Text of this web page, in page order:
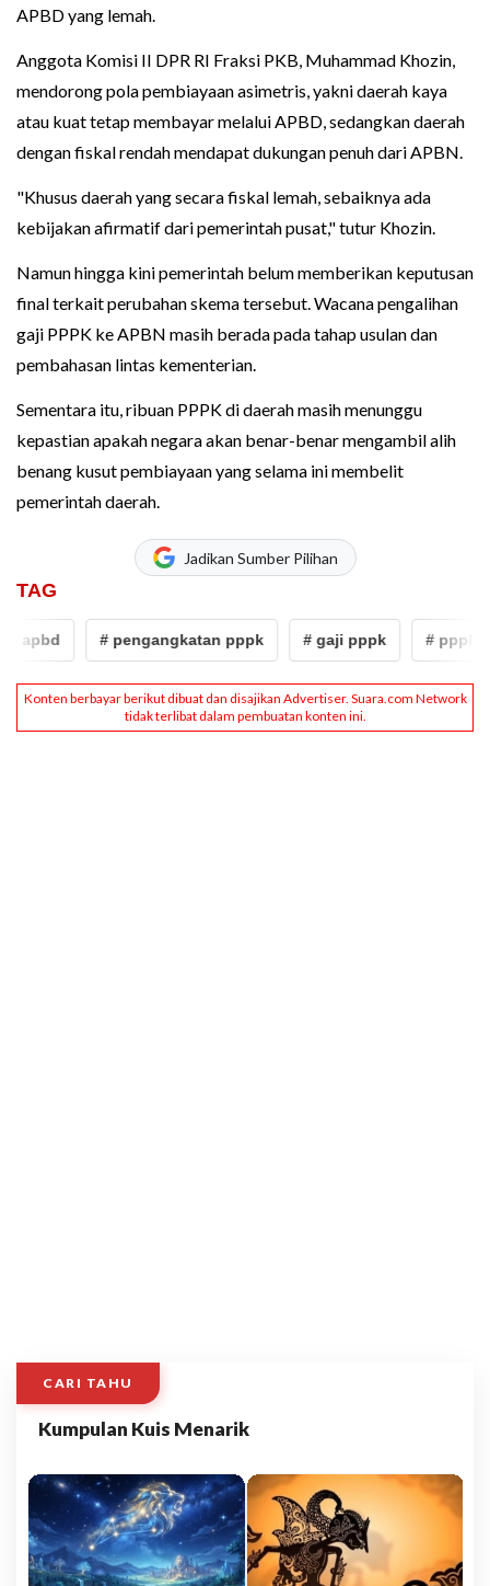
APBD yang lemah.
Anggota Komisi II DPR RI Fraksi PKB, Muhammad Khozin,
mendorong pola pembiayaan asimetris, yakni daerah kaya
atau kuat tetap membayar melalui APBD, sedangkan daerah
dengan fiskal rendah mendapat dukungan penuh dari APBN.
"Khusus daerah yang secara fiskal lemah, sebaiknya ada
kebijakan afirmatif dari pemerintah pusat," tutur Khozin.
Namun hingga kini pemerintah belum memberikan keputusan
final terkait perubahan skema tersebut. Wacana pengalihan
gaji PPPK ke APBN masih berada pada tahap usulan dan
pembahasan lintas kementerian.
Sementara itu, ribuan PPPK di daerah masih menunggu
kepastian apakah negara akan benar-benar mengambil alih
benang kusut pembiayaan yang selama ini membelit
pemerintah daerah.
Jadikan Sumber Pilihan
TAG
# pengangkatan pppk # gaji pppk # pppk
CARI TAHU
Kumpulan Kuis Menarik